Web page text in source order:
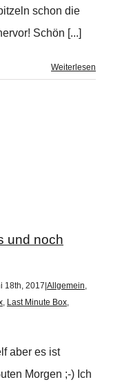
schon die
Schön [...]
Weiterlesen
und noch
18th, 2017 Allgemein,
, Last Minute Box,
aber es ist
Morgen ;-) Ich